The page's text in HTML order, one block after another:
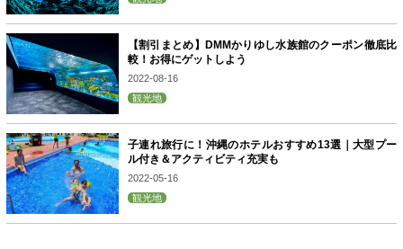
【割引まとめ】DMMかりゆし水族館のクーポン徹底比
較！お得にゲットしよう
2022-08-16
観光地
子連れ旅行に！沖縄のホテルおすすめ13選｜大型プー
ル付き＆アクティビティ充実も
2022-05-16
観光地